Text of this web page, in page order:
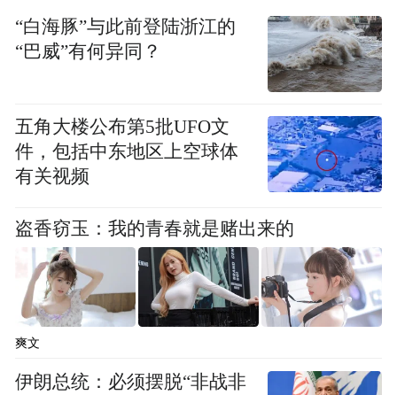
“白海豚”与此前登陆浙江的
“巴威”有何异同？
五角大楼公布第5批UFO文
件，包括中东地区上空球体
有关视频
盗香窃玉：我的青春就是赌出来的
爽文
伊朗总统：必须摆脱“非战非